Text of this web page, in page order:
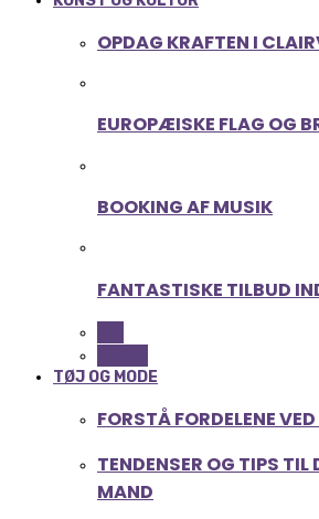
OPDAG KRAFTEN I
EUROPÆISKE FLAG OG
BOOKING AF MUSIK
FANTASTISKE TILBUD
TØJ OG MODE
FORSTÅ FORDELENE
TENDENSER OG TIPS TIL
MAND